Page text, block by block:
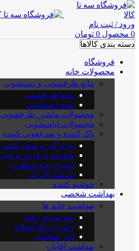
ورود / ثبت نام
0 محصول 0 تومان
دسته بندی کالاها
فروشگاه
محصولات خانه
مایع ظرفشویی و دستشویی
مایع ظرفشویی
مایع دستشویی
محصولات ماشین ظرفشویی
محصولات لباسشویی
پاک کننده و ضدعفونی کننده
جرم گیر و سفید کننده
شوینده ی فرش و مبل
اسپری چند منظوره
شیشه پاک کن
خوشبو کننده
بهداشت شخصی
بهداشت خانم ها
ضد تعریق زنانه
ژیلت و یدک اصلاح
نوار بهداشتی
بهداشت اقایان